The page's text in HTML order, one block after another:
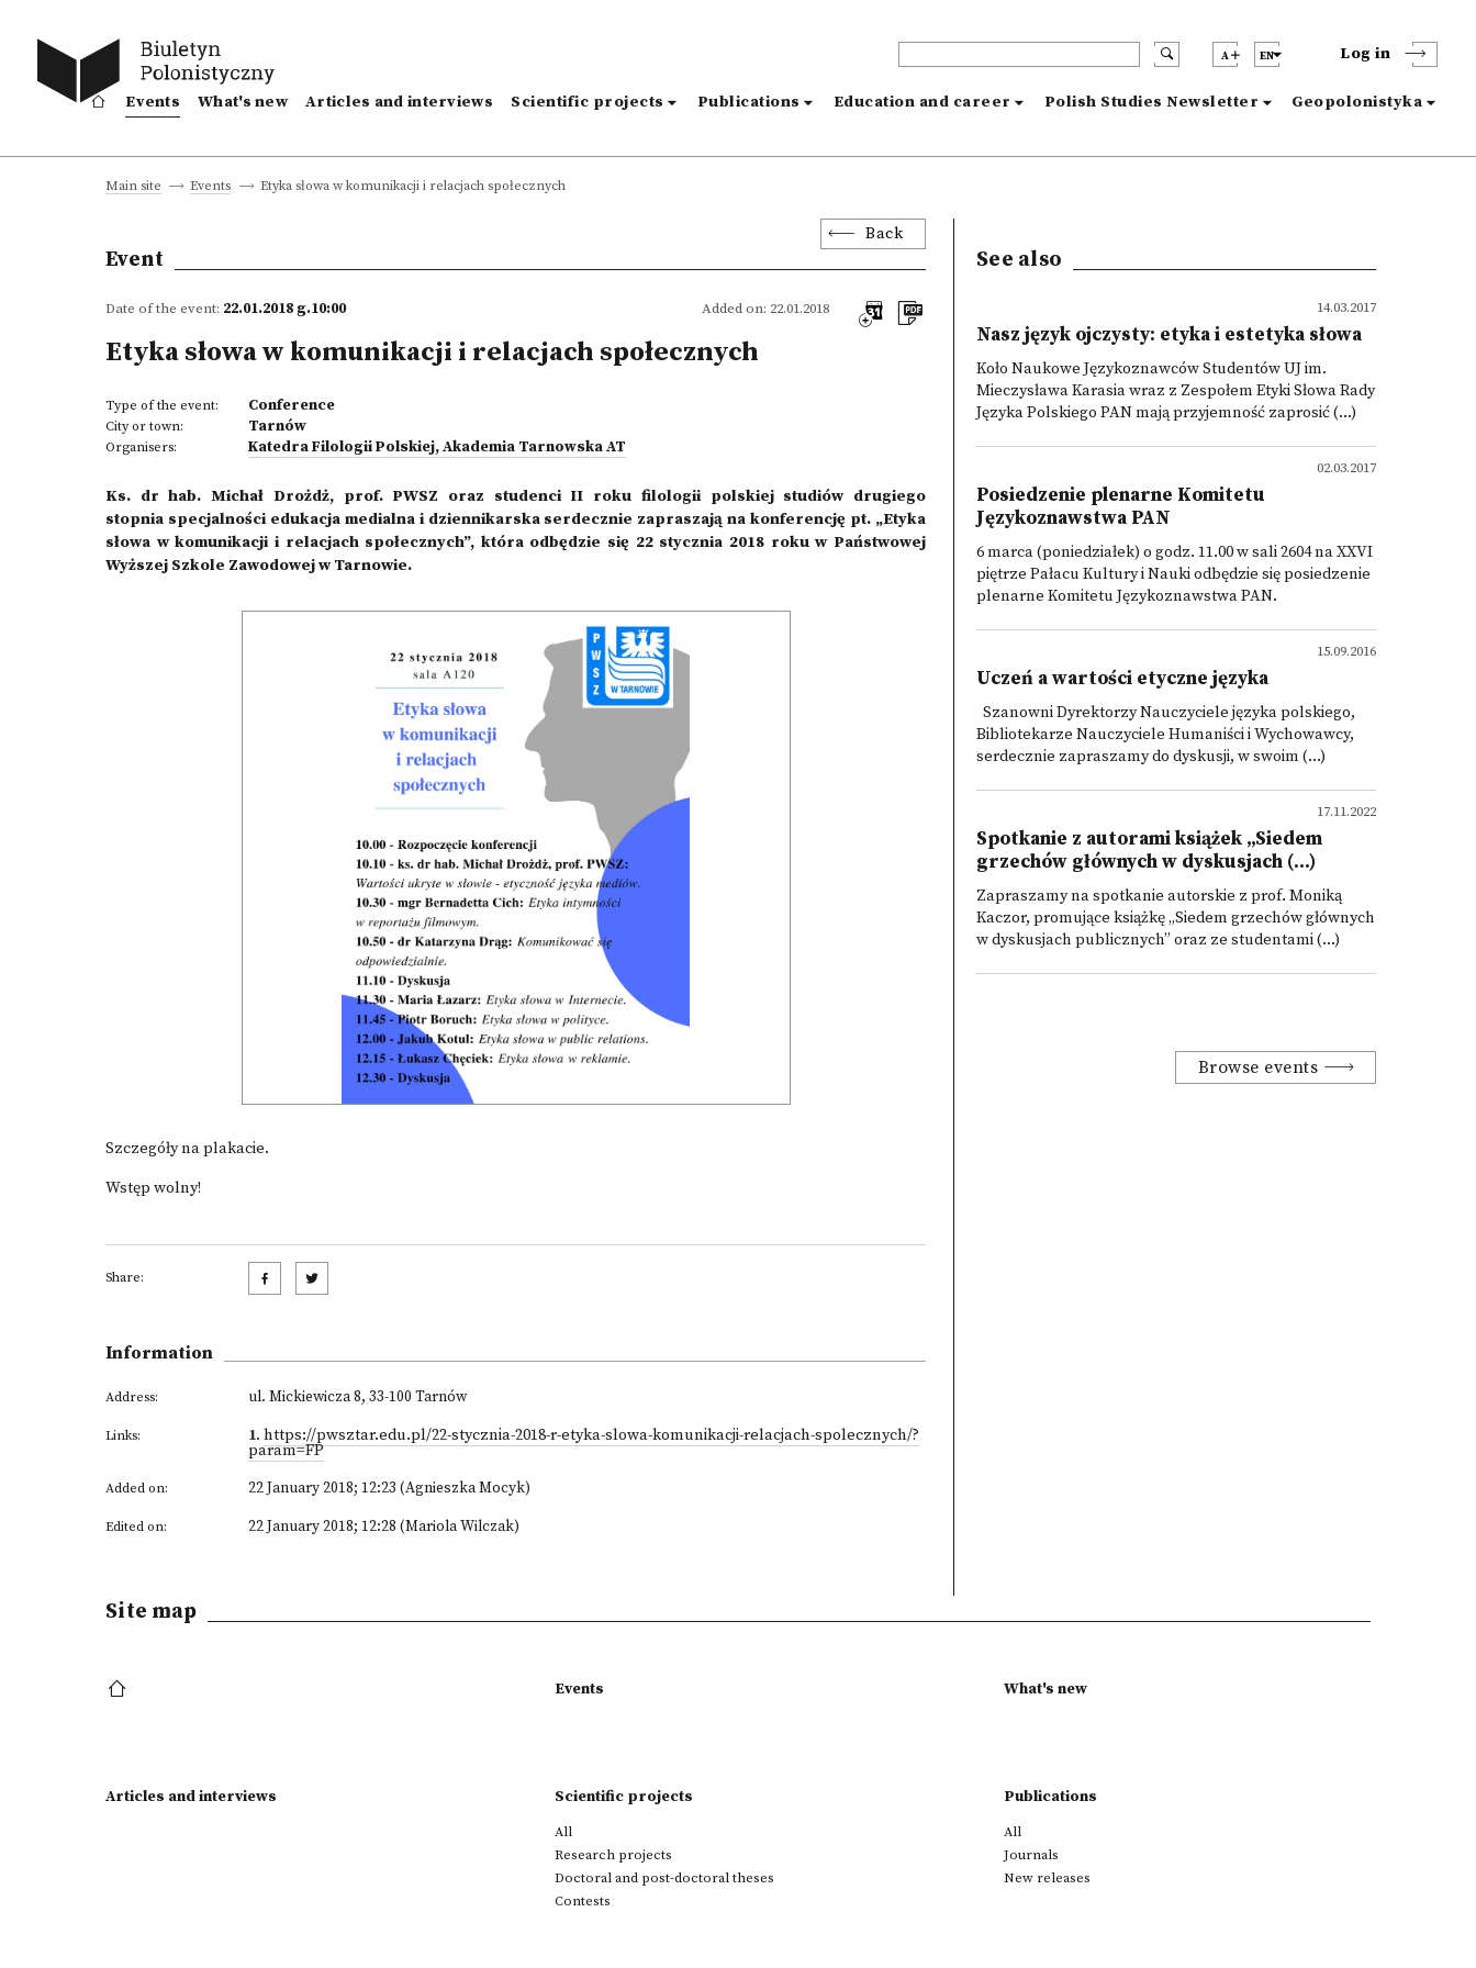
A EN Log in
Events What's new Articles and interviews Scientific projects Publications Education and career Polish Studies Newsletter Geopolonistyka
Main site Events Etyka słowa w komunikacji i relacjach społecznych
Back
Event
Date of the event: 22.01.2018 g.10:00 Added on: 22.01.2018
Etyka słowa w komunikacji i relacjach społecznych
Type of the event: Conference
City or town: Tarnów
Organisers: Katedra Filologii Polskiej, Akademia Tarnowska AT
Ks. dr hab. Michał Drożdż, prof. PWSZ oraz studenci II roku filologii polskiej studiów drugiego
stopnia specjalności edukacja medialna i dziennikarska serdecznie zapraszają na konferencję pt. „Etyka
słowa w komunikacji i relacjach społecznych”, która odbędzie się 22 stycznia 2018 roku w Państwowej
Wyższej Szkole Zawodowej w Tarnowie.
Szczegóły na plakacie.
Wstęp wolny!
Share:
Information
Address: ul. Mickiewicza 8, 33-100 Tarnów
Links: 1. https://pwsztar.edu.pl/22-stycznia-2018-r-etyka-slowa-komunikacji-relacjach-spolecznych/?
param=FP
Added on: 22 January 2018; 12:23 (Agnieszka Mocyk)
Edited on: 22 January 2018; 12:28 (Mariola Wilczak)
See also
14.03.2017
Nasz język ojczysty: etyka i estetyka słowa
Koło Naukowe Językoznawców Studentów UJ im.
Mieczysława Karasia wraz z Zespołem Etyki Słowa Rady
Języka Polskiego PAN mają przyjemność zaprosić (...)
02.03.2017
Posiedzenie plenarne Komitetu
Językoznawstwa PAN
6 marca (poniedziałek) o godz. 11.00 w sali 2604 na XXVI
piętrze Pałacu Kultury i Nauki odbędzie się posiedzenie
plenarne Komitetu Językoznawstwa PAN.
15.09.2016
Uczeń a wartości etyczne języka
Szanowni Dyrektorzy Nauczyciele języka polskiego,
Bibliotekarze Nauczyciele Humaniści i Wychowawcy,
serdecznie zapraszamy do dyskusji, w swoim (...)
17.11.2022
Spotkanie z autorami książek „Siedem
grzechów głównych w dyskusjach (...)
Zapraszamy na spotkanie autorskie z prof. Moniką
Kaczor, promujące książkę „Siedem grzechów głównych
w dyskusjach publicznych” oraz ze studentami (...)
Browse events
Site map
Events What's new
Articles and interviews Scientific projects
All
Research projects
Doctoral and post-doctoral theses
Contests
Publications
All
Journals
New releases